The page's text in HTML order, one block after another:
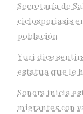
Secretaría de
ciclosporiasis
población
Yuri dice
estatua que le
Sonora inicia
migrantes con